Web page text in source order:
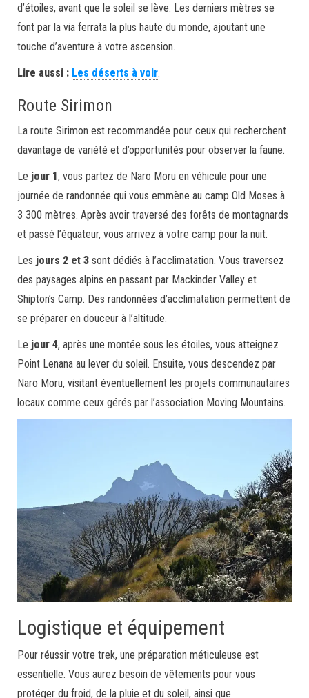
d’étoiles, avant que le soleil se lève. Les derniers mètres se
font par la via ferrata la plus haute du monde, ajoutant une
touche d’aventure à votre ascension.
Lire aussi : Les déserts à voir.
Route Sirimon
La route Sirimon est recommandée pour ceux qui recherchent
davantage de variété et d’opportunités pour observer la faune.
Le jour 1, vous partez de Naro Moru en véhicule pour une
journée de randonnée qui vous emmène au camp Old Moses à
3 300 mètres. Après avoir traversé des forêts de montagnards
et passé l’équateur, vous arrivez à votre camp pour la nuit.
Les jours 2 et 3 sont dédiés à l’acclimatation. Vous traversez
des paysages alpins en passant par Mackinder Valley et
Shipton’s Camp. Des randonnées d’acclimatation permettent de
se préparer en douceur à l’altitude.
Le jour 4, après une montée sous les étoiles, vous atteignez
Point Lenana au lever du soleil. Ensuite, vous descendez par
Naro Moru, visitant éventuellement les projets communautaires
locaux comme ceux gérés par l’association Moving Mountains.
Logistique et équipement
Pour réussir votre trek, une préparation méticuleuse est
essentielle. Vous aurez besoin de vêtements pour vous
protéger du froid, de la pluie et du soleil, ainsi que